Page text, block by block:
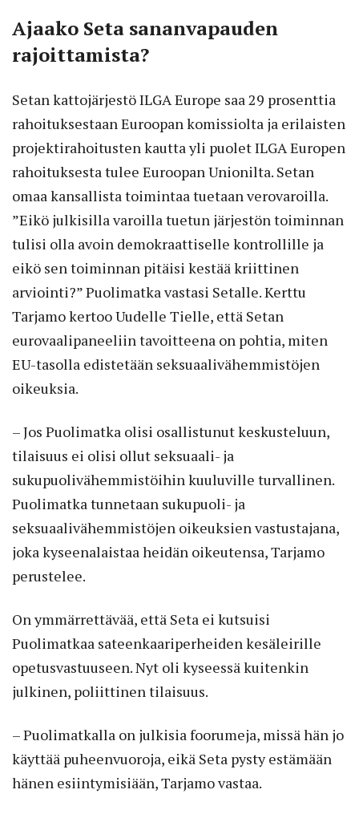
Ajaako Seta sananvapauden
rajoittamista?
Setan kattojärjestö ILGA Europe saa 29 prosenttia
rahoituksestaan Euroopan komissiolta ja erilaisten
projektirahoitusten kautta yli puolet ILGA Europen
rahoituksesta tulee Euroopan Unionilta. Setan
omaa kansallista toimintaa tue­taan verovaroilla.
”Eikö julkisilla varoilla tuetun järjestön toiminnan
tulisi olla avoin demokraattiselle kontrollille ja
eikö sen toiminnan pitäisi kestää kriittinen
arviointi?” Puolimatka vastasi Setalle. Kerttu
Tarjamo kertoo Uudelle Tielle, että Setan
eurovaalipaneeliin tavoitteena on pohtia, miten
EU-tasolla edistetään seksuaalivähemmistöjen
oikeuksia.
– Jos Puolimatka olisi osallistunut keskusteluun,
tilaisuus ei olisi ollut seksuaali- ja
sukupuolivähemmistöihin kuuluville turvallinen.
Puolimatka tunnetaan sukupuoli- ja
seksuaalivähemmistöjen oikeuksien vastustajana,
joka kyseenalaistaa heidän oikeutensa, Tarjamo
perustelee.
On ymmärrettävää, että Seta ei kutsuisi
Puolimatkaa sateenkaariperheiden kesäleirille
opetusvastuuseen. Nyt oli kyseessä kuitenkin
julkinen, poliittinen tilaisuus.
– Puolimatkalla on julkisia foorumeja, missä hän jo
käyttää puheenvuoroja, eikä Seta pysty estämään
hänen esiintymisiään, Tarjamo vastaa.